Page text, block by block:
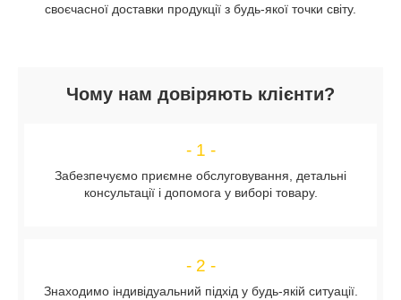
своєчасної доставки продукції з будь-якої точки світу.
Чому нам довіряють клієнти?
- 1 -
Забезпечуємо приємне обслуговування, детальні
консультації і допомога у виборі товару.
- 2 -
Знаходимо індивідуальний підхід у будь-якій ситуації.